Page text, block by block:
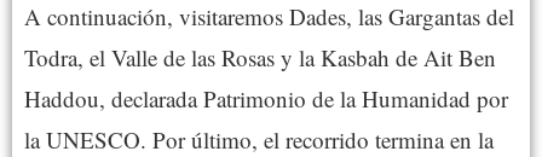
A continuación, visitaremos Dades, las Gargantas del
Todra, el Valle de las Rosas y la Kasbah de Ait Ben
Haddou, declarada Patrimonio de la Humanidad por
la UNESCO. Por último, el recorrido termina en la